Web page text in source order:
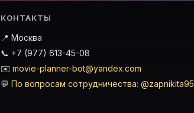
КОНТАКТЫ
📍 Москва
📞 +7 (977) 613-45-08
✉️ movie-planner-bot@yandex.com
💬 По вопросам сотрудничества: @zapnikita95